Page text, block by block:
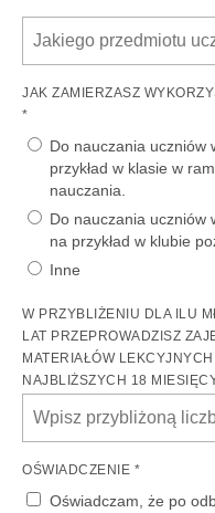
JAK ZAMIERZASZ
*
Do nauczania uczniów
przykład w klasie w
nauczania.
Do nauczania uczniów
na przykład w klubie
Inne
W PRZYBLIŻENIU DLA ILU
LAT PRZEPROWADZISZ
MATERIAŁÓW
NAJBLIŻSZYCH 18
OŚWIADCZENIE *
Oświadczam, że po